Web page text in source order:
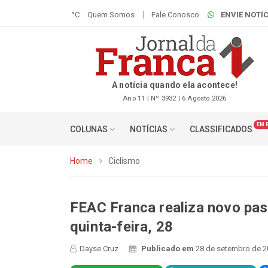
°C Quem Somos Fale Conosco ENVIE
A notícia quando ela acontece!
Ano 11 | Nº 3932 | 6 Agosto 2026
COLUNAS NOTÍCIAS CLASSIFICADOS EM
Home Ciclismo
FEAC Franca realiza novo
quinta-feira, 28
Dayse Cruz Publicado em28 de setembro de